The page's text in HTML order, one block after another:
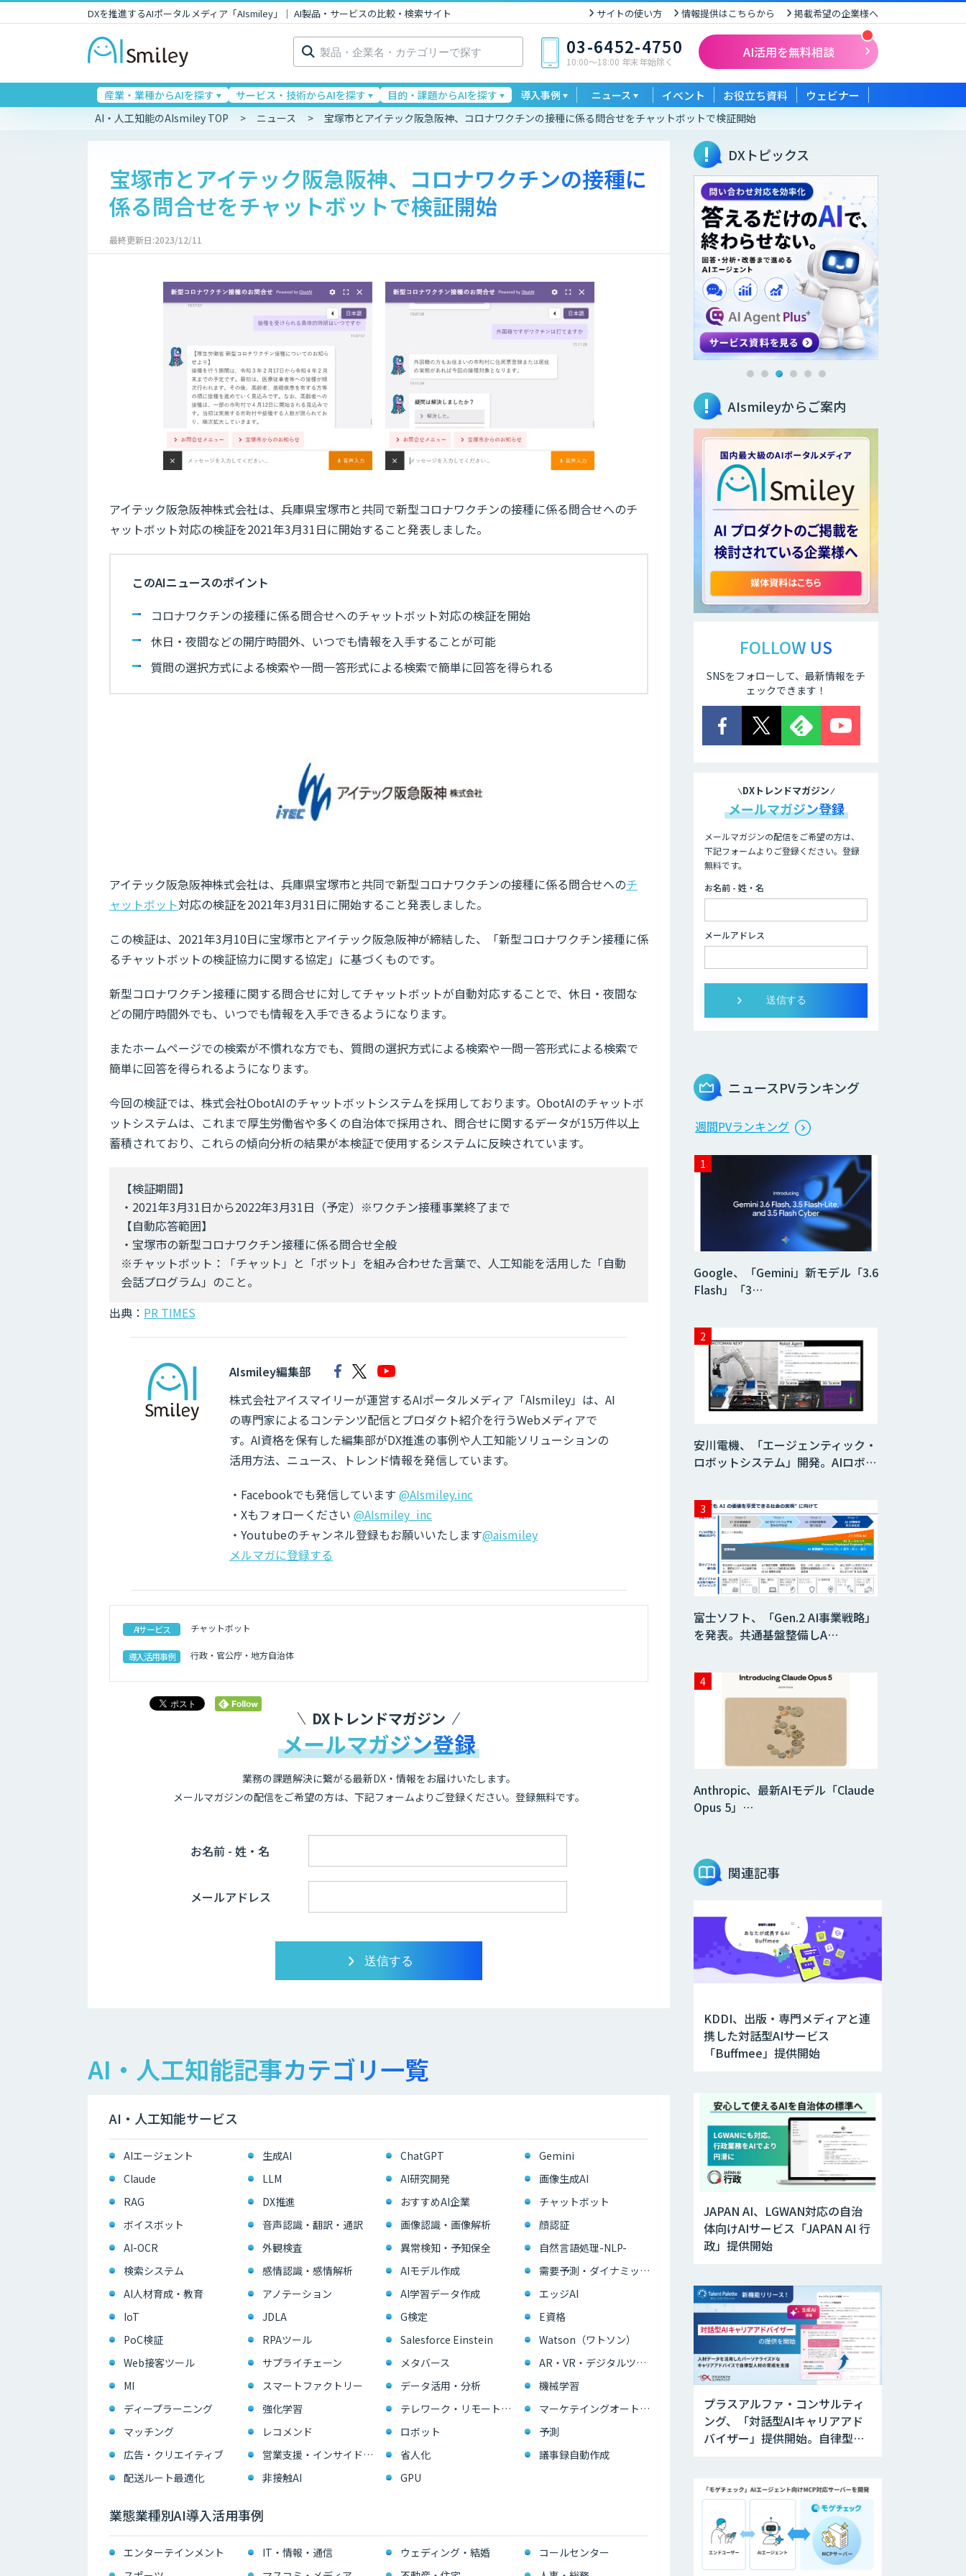
DXを推進するAIポータルメディア「AIsmiley」｜ AI製品・サービスの比較・検索サイト サイトの使い方 情報提供はこちらから 掲載希望の企業様へ
検
索: 03-6452-4750
10:00〜18:00 年末年始除く
AI活用を無料相談
産業・業種からAIを探す サービス・技術からAIを探す 目的・課題からAIを探す 導入事例 ニュース イベント お役立ち資料 ウェビナー
AI・人工知能のAIsmiley TOP ニュース 宝塚市とアイテック阪急阪神、コロナワクチンの接種に係る問合せをチャットボットで検証開始
宝塚市とアイテック阪急阪神、コロナワクチンの接種に
係る問合せをチャットボットで検証開始
最終更新日:2023/12/11
アイテック阪急阪神株式会社は、兵庫県宝塚市と共同で新型コロナワクチンの接種に係る問合せへのチ
ャットボット対応の検証を2021年3月31日に開始すること発表しました。
このAIニュースのポイント
コロナワクチンの接種に係る問合せへのチャットボット対応の検証を開始
休日・夜間などの開庁時間外、いつでも情報を入手することが可能
質問の選択方式による検索や一問一答形式による検索で簡単に回答を得られる
アイテック阪急阪神株式会社は、兵庫県宝塚市と共同で新型コロナワクチンの接種に係る問合せへのチ
ャットボット対応の検証を2021年3月31日に開始すること発表しました。
この検証は、2021年3月10日に宝塚市とアイテック阪急阪神が締結した、「新型コロナワクチン接種に係
るチャットボットの検証協力に関する協定」に基づくものです。
新型コロナワクチン接種に関する問合せに対してチャットボットが自動対応することで、休日・夜間な
どの開庁時間外でも、いつでも情報を入手できるようになります。
またホームページでの検索が不慣れな方でも、質問の選択方式による検索や一問一答形式による検索で
簡単に回答を得られるようになります。
今回の検証では、株式会社ObotAIのチャットボットシステムを採用しております。ObotAIのチャットボ
ットシステムは、これまで厚生労働省や多くの自治体で採用され、問合せに関するデータが15万件以上
蓄積されており、これらの傾向分析の結果が本検証で使用するシステムに反映されています。
【検証期間】
・2021年3月31日から2022年3月31日（予定）※ワクチン接種事業終了まで
【自動応答範囲】
・宝塚市の新型コロナワクチン接種に係る問合せ全般
※チャットボット：「チャット」と「ボット」を組み合わせた言葉で、人工知能を活用した「自動
会話プログラム」のこと。
出典： PR TIMES
AIsmiley編集部
株式会社アイスマイリーが運営するAIポータルメディア「AIsmiley」は、AI
の専門家によるコンテンツ配信とプロダクト紹介を行うWebメディアで
す。AI資格を保有した編集部がDX推進の事例や人工知能ソリューションの
活用方法、ニュース、トレンド情報を発信しています。
・Facebookでも発信しています @AIsmiley.inc
・Xもフォローください @AIsmiley_inc
・Youtubeのチャンネル登録もお願いいたします@aismiley
メルマガに登録する
AIサービス チャットボット
導入活用事例 行政・官公庁・地方自治体
DXトレンドマガジン
メールマガジン登録
業務の課題解決に繋がる最新DX・情報をお届けいたします。
メールマガジンの配信をご希望の方は、下記フォームよりご登録ください。登録無料です。
お名前 - 姓・名
メールアドレス
AI・人工知能記事カテゴリ一覧
AI・人工知能サービス
AIエージェント 生成AI ChatGPT
Gemini
Claude
LLM AI研究開発
画像生成AI
RAG
DX推進 おすすめAI企業
チャットボット
ボイスボット
音声認識・翻訳・通訳 画像認識・画像解析
顔認証
AI-OCR
外観検査 異常検知・予知保全
自然言語処理-NLP-
検索システム
感情認識・感情解析 AIモデル作成
需要予測・ダイナミックプライシング
AI人材育成・教育
アノテーション AI学習データ作成
エッジAI
IoT
JDLA G検定
E資格
PoC検証
RPAツール Salesforce Einstein
Watson（ワトソン）
Web接客ツール
サプライチェーン メタバース
AR・VR・デジタルツイン
MI
スマートファクトリー データ活用・分析
機械学習
ディープラーニング
強化学習 テレワーク・リモートワーク
マーケテイングオートメーション・MAツール
マッチング
レコメンド ロボット
予測
広告・クリエイティブ
営業支援・インサイドセールス 省人化
議事録自動作成
配送ルート最適化
非接触AI GPU
業態業種別AI導入活用事例
エンターテインメント IT・情報・通信 ウェディング・結婚
コールセンター
DXトピックス
AIsmileyからご案内
FOLLOW US
SNSをフォローして、最新情報をチ
ェックできます！
DXトレンドマガジン
メールマガジン登録
メールマガジンの配信をご希望の方は、
下記フォームよりご登録ください。登録
無料です。
お名前 - 姓・名
メールアドレス
ニュースPVランキング
週間PVランキング
Google、「Gemini」新モデル「3.6
Flash」「3…
安川電機、「エージェンティック・
ロボットシステム」開発。AIロボ…
富士ソフト、「Gen.2 AI事業戦略」
を発表。共通基盤整備しA…
Anthropic、最新AIモデル「Claude
Opus 5」…
関連記事
KDDI、出版・専門メディアと連
携した対話型AIサービス
「Buffmee」提供開始
JAPAN AI、LGWAN対応の自治
体向けAIサービス「JAPAN AI 行
政」提供開始
プラスアルファ・コンサルティ
ング、「対話型AIキャリアアド
バイザー」提供開始。自律型人